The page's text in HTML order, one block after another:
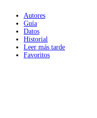
Autores
Guía
Datos
Historial
Leer más tarde
Favoritos